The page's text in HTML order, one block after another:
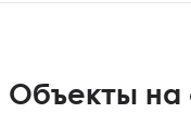
Объекты на